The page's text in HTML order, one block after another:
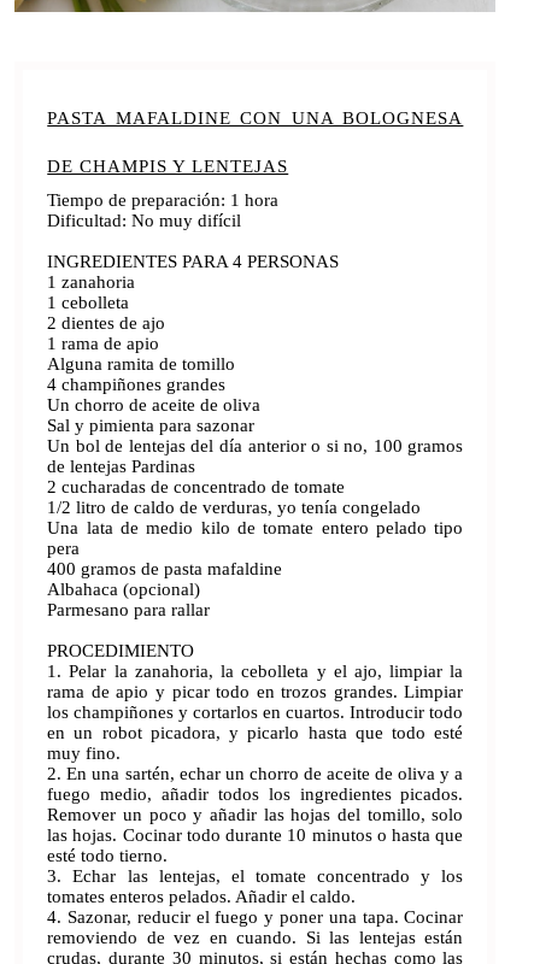
PASTA MAFALDINE CON UNA BOLOGNESA
DE CHAMPIS Y LENTEJAS
Tiempo de preparación: 1 hora
Dificultad: No muy difícil
INGREDIENTES PARA 4 PERSONAS
1 zanahoria
1 cebolleta
2 dientes de ajo
1 rama de apio
Alguna ramita de tomillo
4 champiñones grandes
Un chorro de aceite de oliva
Sal y pimienta para sazonar
Un bol de lentejas del día anterior o si no, 100 gramos
de lentejas Pardinas
2 cucharadas de concentrado de tomate
1/2 litro de caldo de verduras, yo tenía congelado
Una lata de medio kilo de tomate entero pelado tipo
pera
400 gramos de pasta mafaldine
Albahaca (opcional)
Parmesano para rallar
PROCEDIMIENTO
1. Pelar la zanahoria, la cebolleta y el ajo, limpiar la
rama de apio y picar todo en trozos grandes. Limpiar
los champiñones y cortarlos en cuartos. Introducir todo
en un robot picadora, y picarlo hasta que todo esté
muy fino.
2. En una sartén, echar un chorro de aceite de oliva y a
fuego medio, añadir todos los ingredientes picados.
Remover un poco y añadir las hojas del tomillo, solo
las hojas. Cocinar todo durante 10 minutos o hasta que
esté todo tierno.
3. Echar las lentejas, el tomate concentrado y los
tomates enteros pelados. Añadir el caldo.
4. Sazonar, reducir el fuego y poner una tapa. Cocinar
removiendo de vez en cuando. Si las lentejas están
crudas, durante 30 minutos, si están hechas como las